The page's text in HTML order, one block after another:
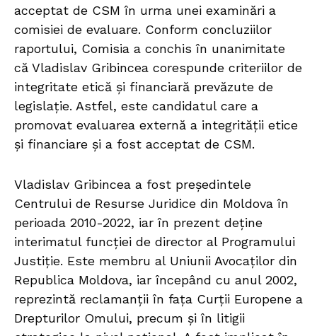
acceptat de CSM în urma unei examinări a
comisiei de evaluare. Conform concluziilor
raportului, Comisia a conchis în unanimitate
că Vladislav Gribincea corespunde criteriilor de
integritate etică și financiară prevăzute de
legislație. Astfel, este candidatul care a
promovat evaluarea externă a integrității etice
și financiare și a fost acceptat de CSM.
Vladislav Gribincea a fost președintele
Centrului de Resurse Juridice din Moldova în
perioada 2010-2022, iar în prezent deține
interimatul funcției de director al Programului
Justiție. Este membru al Uniunii Avocaților din
Republica Moldova, iar începând cu anul 2002,
reprezintă reclamanții în fața Curții Europene a
Drepturilor Omului, precum și în litigii